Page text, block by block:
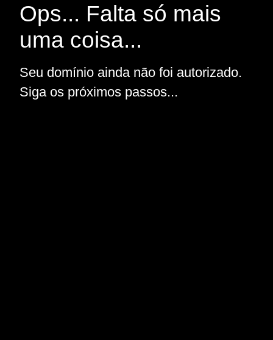
Ops... Falta só mais
uma coisa...
Seu domínio ainda não foi autorizado.
Siga os próximos passos...